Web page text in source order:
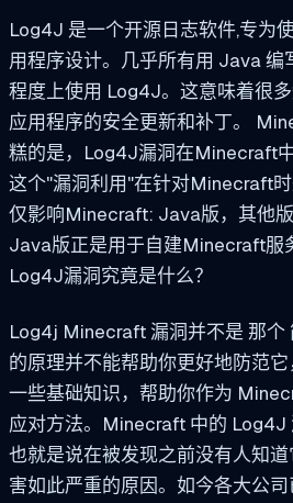
Log4J 是一个开源日志软件,专为
用程序设计。几乎所有用 Java 编
程度上使用 Log4J。这意味着很
应用程序的安全更新和补丁。
糕的是，Log4J漏洞在Minecraft
这个"漏洞利用"在针对Minecraft
仅影响Minecraft: Java版，其他版
Java版正是用于自建Minecraft服
Log4J漏洞究竟是什么？
Log4j Minecraft 漏洞并不是 那个
的原理并不能帮助你更好地防范
一些基础知识，帮助你作为
应对方法。Minecraft 中的 Log4J
也就是说在被发现之前没有人知
害如此严重的原因。如今各大公司